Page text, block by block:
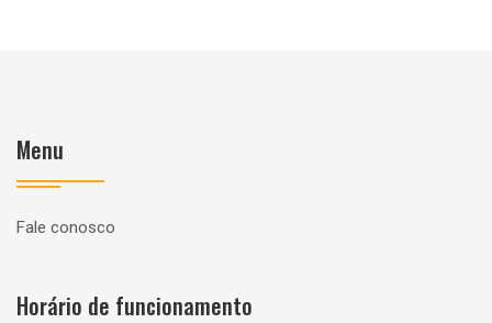
Menu
Fale conosco
Horário de funcionamento